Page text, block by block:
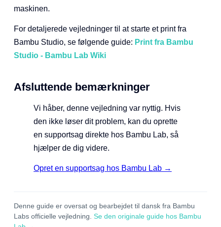
maskinen.
For detaljerede vejledninger til at starte et print fra
Bambu Studio, se følgende guide: Print fra Bambu
Studio - Bambu Lab Wiki
Afsluttende bemærkninger
Vi håber, denne vejledning var nyttig. Hvis
den ikke løser dit problem, kan du oprette
en supportsag direkte hos Bambu Lab, så
hjælper de dig videre.
Opret en supportsag hos Bambu Lab →
Denne guide er oversat og bearbejdet til dansk fra Bambu
Labs officielle vejledning. Se den originale guide hos Bambu